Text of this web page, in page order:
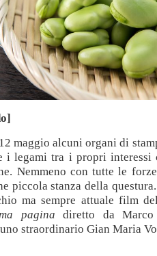
maggio alcuni organi di
i legami tra i propri interessi
Nemmeno con tutte le
piccola stanza della
ma sempre attuale film
pagina diretto da
straordinario Gian Maria